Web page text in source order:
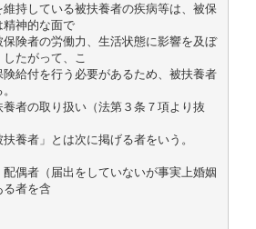
持している被扶養者の疾病等は、被保
神的な面で
険者の労働力、生活状態に影響を及ぼ
たがって、こ
給付を行う必要があるため、被扶養者
者の取り扱い（法第３条７項より抜
養者」とは次に掲げる者をいう。
偶者（届出をしていないが事実上婚姻
者を含